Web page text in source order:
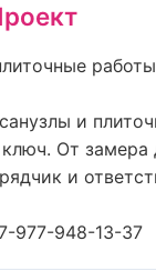
и
От замера
и
977-948-13-37